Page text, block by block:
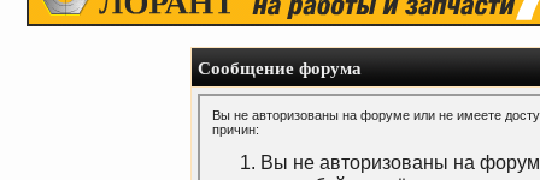
Сообщение форума
Вы не авторизованы на форуме или не имеете
причин:
Вы не авторизованы на